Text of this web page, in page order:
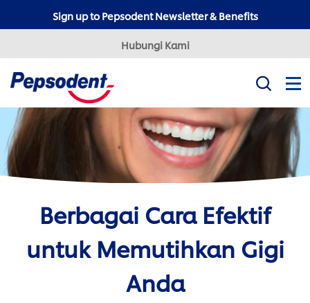
Sign up to Pepsodent Newsletter & Benefits
Hubungi Kami
Misi Kami
Produk
Tips Kesehatan Gigi
Professional
Pepsodent Expert
Pepsodent Ultra White
Berbagai Cara Efektif
untuk Memutihkan Gigi
Anda